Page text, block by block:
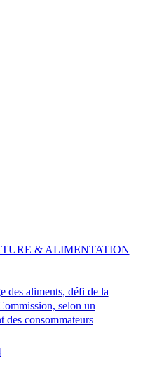
des aliments, défi de la
selon un
des consommateurs
& ALIMENTATION